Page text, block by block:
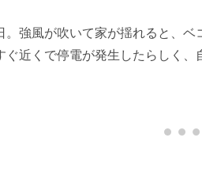
。強風が吹いて家が揺れると、
ぐ近くで停電が発生したらしく